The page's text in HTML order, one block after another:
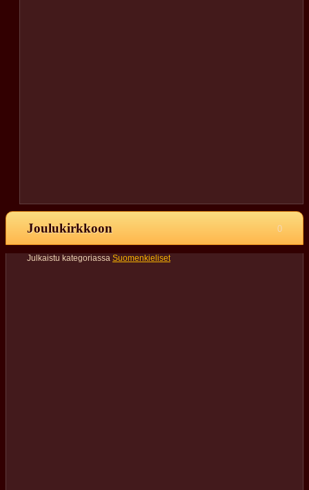
Joulukirkkoon 0
Julkaistu kategoriassa Suomenkieliset